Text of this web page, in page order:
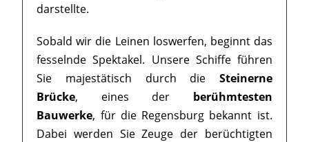
darstellte.
Sobald wir die Leinen loswerfen, beginnt das
fesselnde Spektakel. Unsere Schiffe führen
Sie majestätisch durch die Steinerne
Brücke, eines der berühmtesten
Bauwerke, für die Regensburg bekannt ist.
Dabei werden Sie Zeuge der berüchtigten